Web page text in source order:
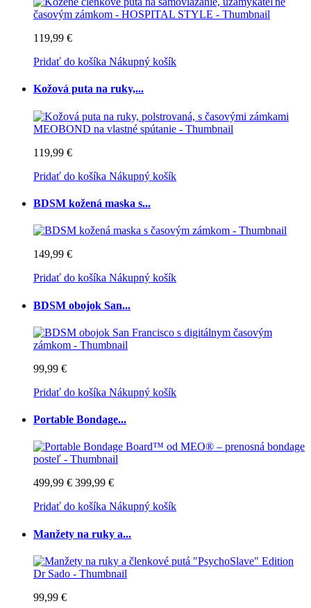
119,99 €
Pridať do košíka Nákupný košík
Kožová puta na ruky,...
119,99 €
Pridať do košíka Nákupný košík
BDSM kožená maska s...
149,99 €
Pridať do košíka Nákupný košík
BDSM obojok San...
99,99 €
Pridať do košíka Nákupný košík
Portable Bondage...
499,99 € 399,99 €
Pridať do košíka Nákupný košík
Manžety na ruky a...
99,99 €